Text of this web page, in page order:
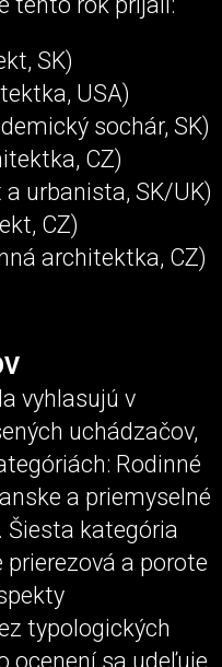
SK)
USA)
sochár, SK)
CZ)
urbanista, SK/UK)
CZ)
architektka, CZ)
vyhlasujú v
uchádzačov,
Rodinné
a priemyselné
Šiesta kategória
a porote
typologických
ocenení sa udeľuje